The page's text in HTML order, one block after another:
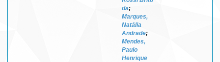
da;
Marques,
Natália
Andrade;
Mendes,
Paulo
Henrique